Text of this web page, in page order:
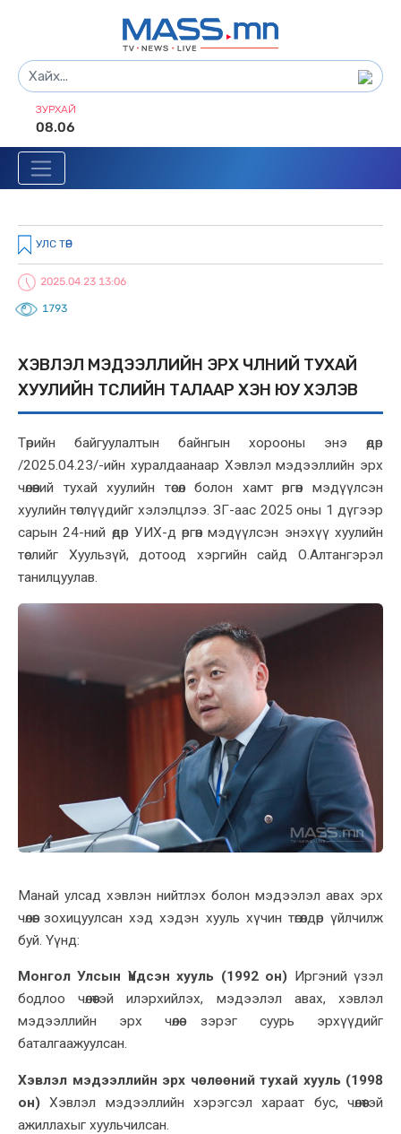
ЗУРХАЙ
08.06
УЛС ТӨР
2025.04.23 13:06
1793
ХЭВЛЭЛ МЭДЭЭЛЛИЙН ЭРХ ЧӨЛӨӨНИЙ ТУХАЙ
ХУУЛИЙН ТӨСЛИЙН ТАЛААР ХЭН ЮУ ХЭЛЭВ
Төрийн байгуулалтын байнгын хорооны энэ өдөр
/2025.04.23/-ийн хуралдаанаар Хэвлэл мэдээллийн эрх
чөлөөний тухай хуулийн төсөл болон хамт өргөн мэдүүлсэн
хуулийн төслүүдийг хэлэлцлээ. ЗГ-аас 2025 оны 1 дүгээр
сарын 24-ний өдөр УИХ-д өргөн мэдүүлсэн энэхүү хуулийн
төслийг Хуульзүй, дотоод хэргийн сайд О.Алтангэрэл
танилцуулав.
Манай улсад хэвлэн нийтлэх болон мэдээлэл авах эрх
чөлөөг зохицуулсан хэд хэдэн хууль хүчин төгөлдөр үйлчилж
буй. Үүнд:
Монгол Улсын Үндсэн хууль (1992 он)
Иргэний үзэл
бодлоо чөлөөтэй илэрхийлэх, мэдээлэл авах, хэвлэл
мэдээллийн эрх чөлөө зэрэг суурь эрхүүдийг
баталгаажуулсан.
Хэвлэл мэдээллийн эрх чөлөөний тухай хууль (1998
он)Хэвлэл мэдээллийн хэрэгсэл хараат бус, чөлөөтэй
ажиллахыг хуульчилсан.